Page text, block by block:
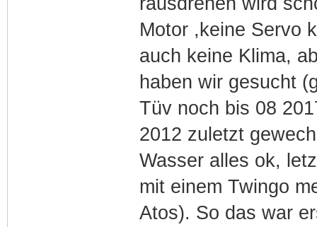
Motor ,keine Servo
auch keine Klima,
haben wir gesucht
Tüv noch bis 08
2012 zuletzt
Wasser alles ok,
mit einem Twingo
Atos). So das war